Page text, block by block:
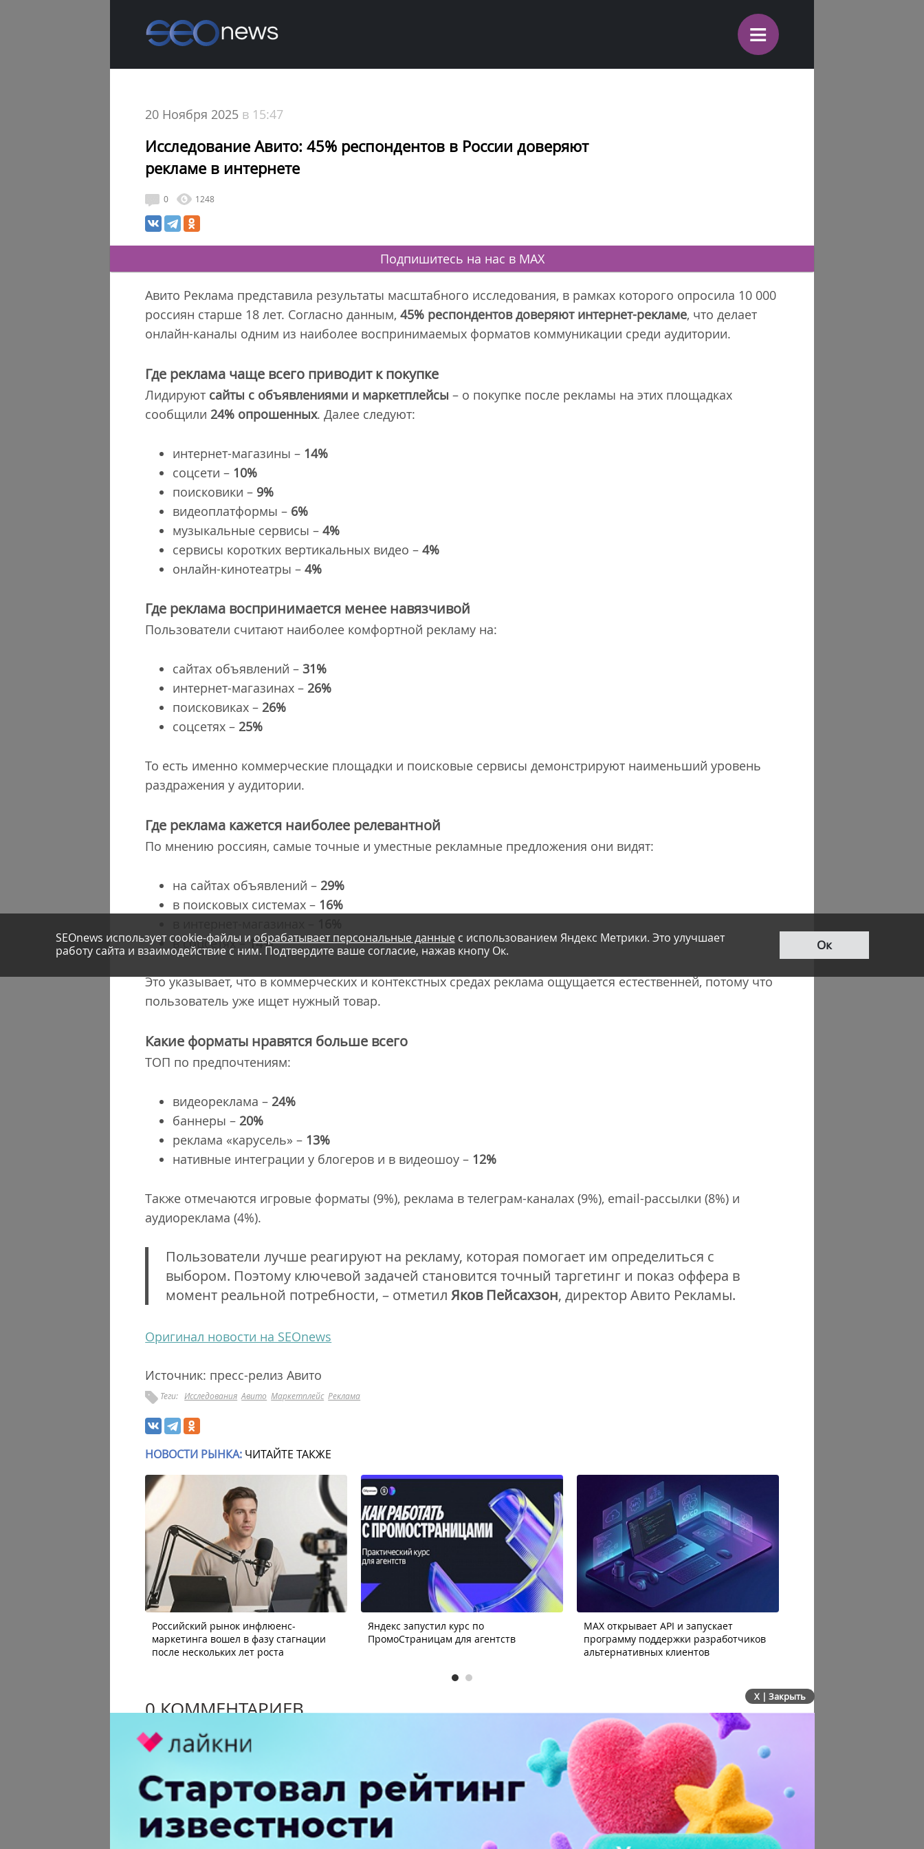
≡
20 Ноября 2025 в 15:47
Исследование Авито: 45% респондентов в России доверяют
рекламе в интернете
0 1248
Подпишитесь на нас в MAX
Авито Реклама представила результаты масштабного исследования, в рамках которого опросила 10 000
россиян старше 18 лет. Согласно данным,45% респондентов доверяют интернет-рекламе, что делает
онлайн-каналы одним из наиболее воспринимаемых форматов коммуникации среди аудитории.
Где реклама чаще всего приводит к покупке
Лидируют сайты с объявлениями и маркетплейсы – о покупке после рекламы на этих площадках
сообщили 24% опрошенных. Далее следуют:
интернет-магазины – 14%
соцсети – 10%
поисковики – 9%
видеоплатформы – 6%
музыкальные сервисы –4%
сервисы коротких вертикальных видео –4%
онлайн-кинотеатры –4%
Где реклама воспринимается менее навязчивой
Пользователи считают наиболее комфортной рекламу на:
сайтах объявлений –31%
интернет-магазинах – 26%
поисковиках – 26%
соцсетях – 25%
То есть именно коммерческие площадки и поисковые сервисы демонстрируют наименьший уровень
раздражения у аудитории.
Где реклама кажется наиболее релевантной
По мнению россиян, самые точные и уместные рекламные предложения они видят:
на сайтах объявлений – 29%
в поисковых системах – 16%
в соцсетях –14%
Это указывает, что в коммерческих и контекстных средах реклама ощущается естественней, потому что
пользователь уже ищет нужный товар.
Какие форматы нравятся больше всего
ТОП по предпочтениям:
видеореклама – 24%
баннеры – 20%
реклама «карусель» – 13%
нативные интеграции у блогеров и в видеошоу – 12%
Также отмечаются игровые форматы (9%), реклама в телеграм-каналах (9%), email-рассылки (8%) и
аудиореклама (4%).
Пользователи лучше реагируют на рекламу, которая помогает им определиться с
выбором. Поэтому ключевой задачей становится точный таргетинг и показ оффера в
момент реальной потребности, – отметилЯков Пейсахзон, директор Авито Рекламы.
Оригинал новости на SEOnews
Источник: пресс-релиз Авито
Теги: Исследования Авито Маркетплейс Реклама
SEOnews использует cookie-файлы и обрабатывает персональные данныес использованием Яндекс Метрики. Это улучшает
работу сайта и взаимодействие с ним. Подтвердите ваше согласие, нажав кнопу Ок.
Ок
НОВОСТИ РЫНКА: ЧИТАЙТЕ ТАКЖЕ
Российский рынок инфлюенс-
маркетинга вошел в фазу стагнации
после нескольких лет роста
Яндекс запустил курс по
ПромоСтраницам для агентств
MAX открывает API и запускает
программу поддержки разработчиков
альтернативных клиентов
0 КОММЕНТАРИЕВ
X | Закрыть